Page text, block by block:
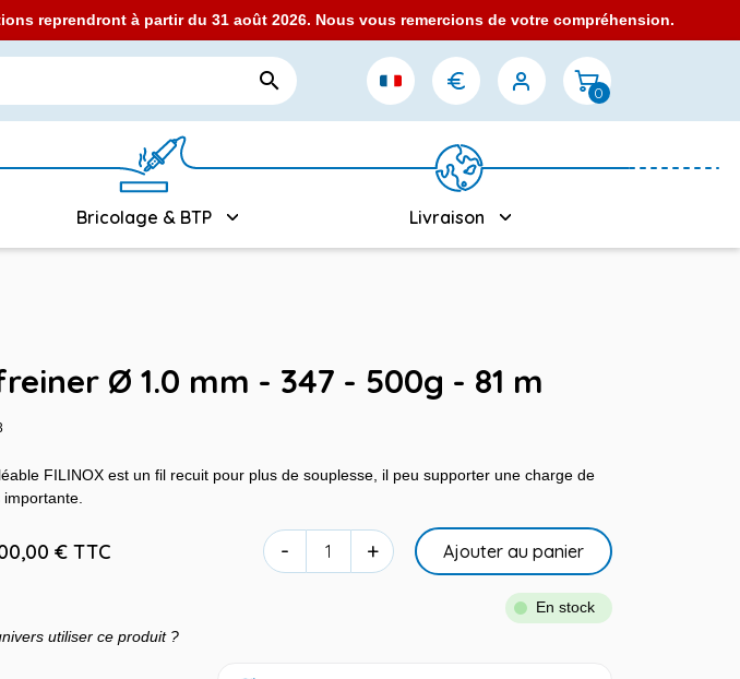
reprendront à partir du 31 août 2026. Nous vous remercions de votre compréhension.
 0
Bricolage & BTP Livraison
Ø 1.0 mm - 347 - 500g - 81 m
FILINOX est un fil recuit pour plus de souplesse, il peu supporter une charge de
€ TTC - + Ajouter au panier
En stock
utiliser ce produit ?